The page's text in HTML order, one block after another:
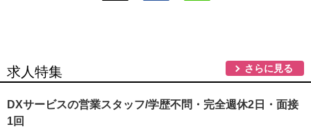
求人特集 さらに見る
DXサービスの営業スタッフ/学歴不問・完全週休2日・面接
1回